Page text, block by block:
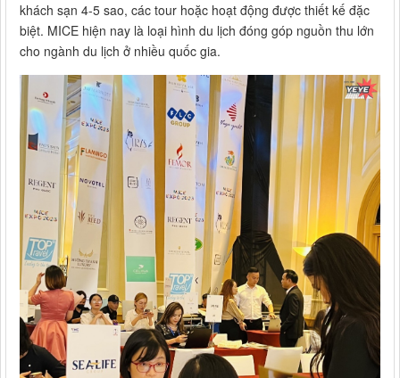
khách sạn 4-5 sao, các tour hoặc hoạt động được thiết kế đặc
biệt. MICE hiện nay là loại hình du lịch đóng góp nguồn thu lớn
cho ngành du lịch ở nhiều quốc gia.